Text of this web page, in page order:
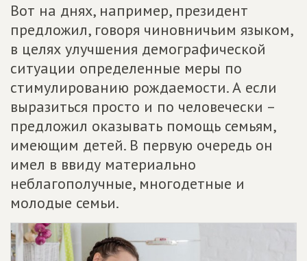
Вот на днях, например, президент
предложил, говоря чиновничьим языком,
в целях улучшения демографической
ситуации определенные меры по
стимулированию рождаемости. А если
выразиться просто и по человечески –
предложил оказывать помощь семьям,
имеющим детей. В первую очередь он
имел в ввиду материально
неблагополучные, многодетные и
молодые семьи.